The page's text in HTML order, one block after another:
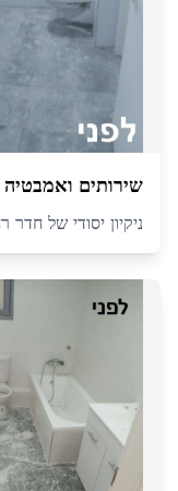
שירותים ואמבטיה
ניקיון יסודי של